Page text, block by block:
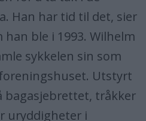
Han har tid til det, sier
ble i 1993. Wilhelm
sykkelen sin som
Utstyrt
bagasjebrettet, tråkker
uryddigheter i